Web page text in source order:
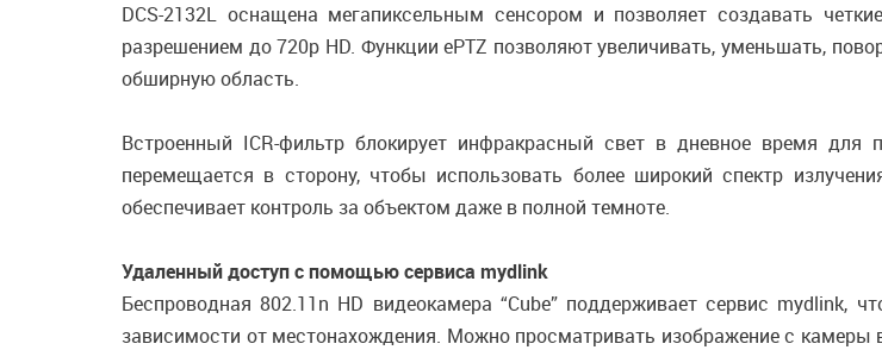
DCS-2132L оснащена мегапиксельным сенсором и позволяет создавать
разрешением до 720p HD. Функции ePTZ позволяют увеличивать, уменьшать,
обширную область.
Встроенный ICR-фильтр блокирует инфракрасный свет в дневное время
перемещается в сторону, чтобы использовать более широкий спектр
обеспечивает контроль за объектом даже в полной темноте.
Удаленный доступ с помощью сервиса mydlink
Беспроводная 802.11n HD видеокамера “Cube” поддерживает сервис mydlink,
зависимости от местонахождения. Можно просматривать изображение с камеры